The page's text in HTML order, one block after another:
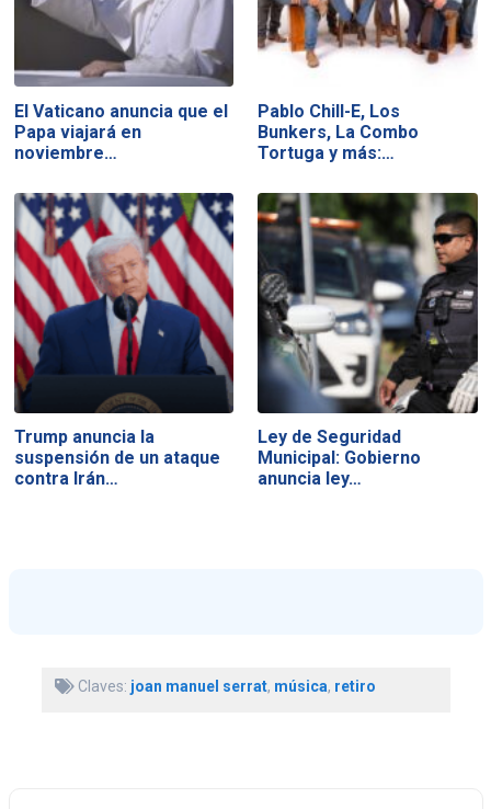
El Vaticano anuncia que el
Papa viajará en
noviembre…
Pablo Chill-E, Los
Bunkers, La Combo
Tortuga y más:…
Trump anuncia la
suspensión de un ataque
contra Irán…
Ley de Seguridad
Municipal: Gobierno
anuncia ley…
Claves: joan manuel serrat, música, retiro